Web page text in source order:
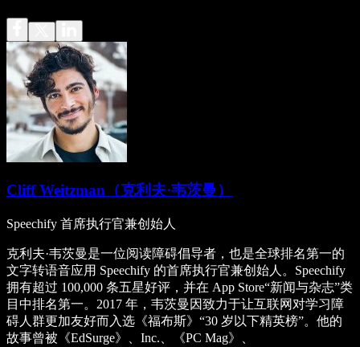
Cliff Weitzman（克利夫·韦茨曼）
Speechify 首席执行官兼创始人
克利夫·韦茨曼是一位阅读障碍倡导者，也是全球排名第一的
文字转语音应用 Speechify 的首席执行官兼创始人。Speechify
拥有超过 100,000 条五星好评，并在 App Store“新闻与杂志”类
目中排名第一。2017 年，韦茨曼因致力于让互联网对学习障
碍人群更加友好而入选《福布斯》“30 岁以下精英榜”。他的
故事曾被《EdSurge》、Inc.、《PC Mag》、